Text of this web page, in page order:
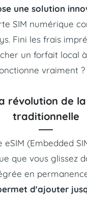
une solution
SIM numérique
Fini les frais
un forfait local
vraiment ?
révolution de
traditionnelle
eSIM (Embedded
que vous glissez
en
d'ajouter